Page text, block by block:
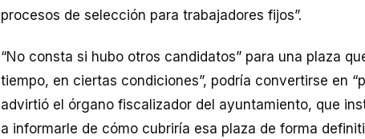
procesos de selección para trabajadores fijos”.
“No consta si hubo otros candidatos” para una plaza
tiempo, en ciertas condiciones”, podría convertirse en
advirtió el órgano fiscalizador del ayuntamiento, que
a informarle de cómo cubriría esa plaza de forma